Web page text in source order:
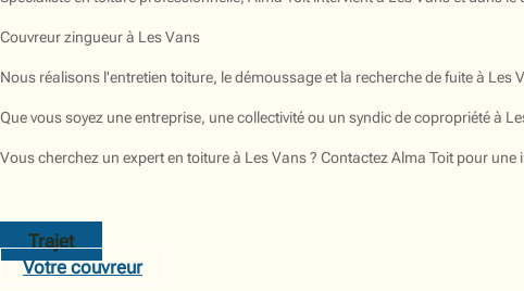
Couvreur zingueur à Les Vans
Nous réalisons l'entretien toiture, le démoussage et la recherche de fuite à
Que vous soyez une entreprise, une collectivité ou un syndic de copropriété à
Vous cherchez un expert en toiture à Les Vans ? Contactez Alma Toit pour
Trajet
Votre couvreur